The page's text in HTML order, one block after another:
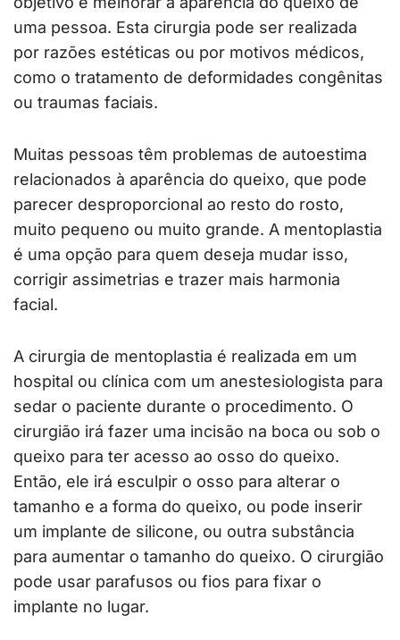
uma pessoa. Esta cirurgia pode ser realizada
por razões estéticas ou por motivos médicos,
como o tratamento de deformidades congênitas
ou traumas faciais.
Muitas pessoas têm problemas de autoestima
relacionados à aparência do queixo, que pode
parecer desproporcional ao resto do rosto,
muito pequeno ou muito grande. A mentoplastia
é uma opção para quem deseja mudar isso,
corrigir assimetrias e trazer mais harmonia
facial.
A cirurgia de mentoplastia é realizada em um
hospital ou clínica com um anestesiologista para
sedar o paciente durante o procedimento. O
cirurgião irá fazer uma incisão na boca ou sob o
queixo para ter acesso ao osso do queixo.
Então, ele irá esculpir o osso para alterar o
tamanho e a forma do queixo, ou pode inserir
um implante de silicone, ou outra substância
para aumentar o tamanho do queixo. O cirurgião
pode usar parafusos ou fios para fixar o
implante no lugar.